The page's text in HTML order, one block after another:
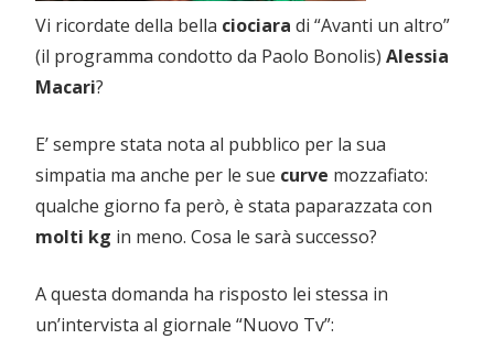
Vi ricordate della bella ciociara di “Avanti un altro”
(il programma condotto da Paolo Bonolis) Alessia
Macari?
E’ sempre stata nota al pubblico per la sua
simpatia ma anche per le sue curve mozzafiato:
qualche giorno fa però, è stata paparazzata con
molti kg in meno. Cosa le sarà successo?
A questa domanda ha risposto lei stessa in
un’intervista al giornale “Nuovo Tv”: